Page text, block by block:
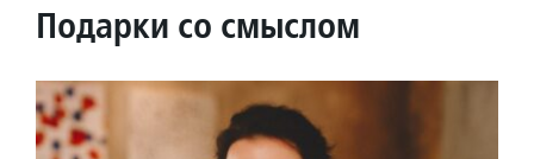
Подарки со смыслом